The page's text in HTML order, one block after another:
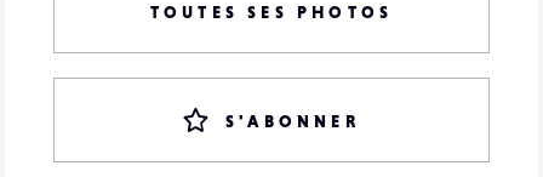
TOUTES SES PHOTOS
S'ABONNER